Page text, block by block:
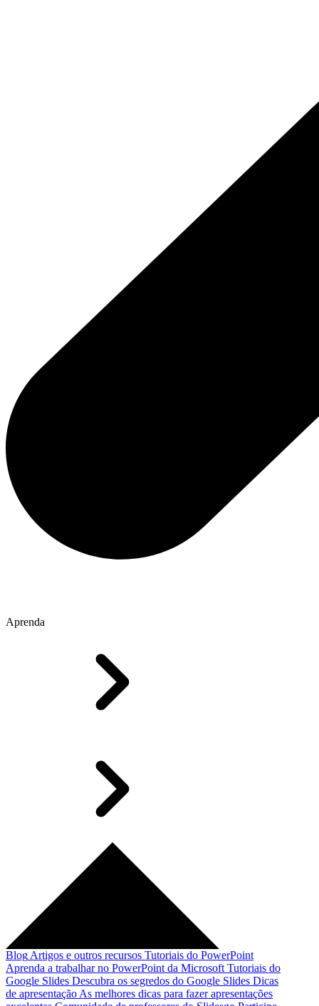
Aprenda
Blog Artigos e outros recursos Tutoriais do PowerPoint
Aprenda a trabalhar no PowerPoint da Microsoft Tutoriais do
Google Slides Descubra os segredos do Google Slides Dicas
de apresentação As melhores dicas para fazer apresentações